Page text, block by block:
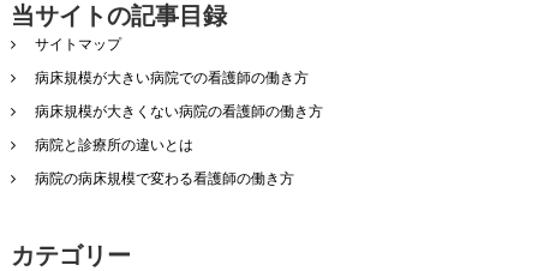
当サイトの記事目録
サイトマップ
病床規模が大きい病院での看護師の働き方
病床規模が大きくない病院の看護師の働き方
病院と診療所の違いとは
病院の病床規模で変わる看護師の働き方
カテゴリー